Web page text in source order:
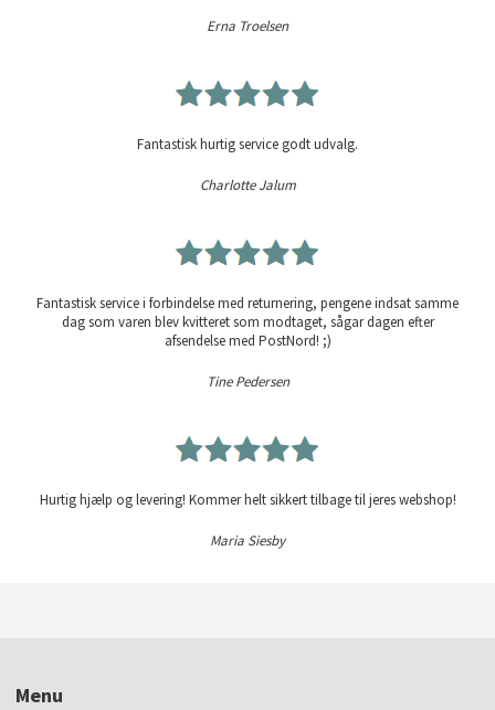
Erna Troelsen
Fantastisk hurtig service godt udvalg.
Charlotte Jalum
Fantastisk service i forbindelse med returnering, pengene indsat samme
dag som varen blev kvitteret som modtaget, sågar dagen efter
afsendelse med PostNord! ;)
Tine Pedersen
Hurtig hjælp og levering! Kommer helt sikkert tilbage til jeres webshop!
Maria Siesby
Menu